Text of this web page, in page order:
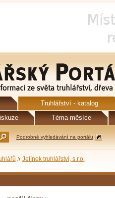
Truhlářství - katalog
Téma měsíce
Podrobné vyhledávání na portálu
Jelínek truhlářství, s.r.o.